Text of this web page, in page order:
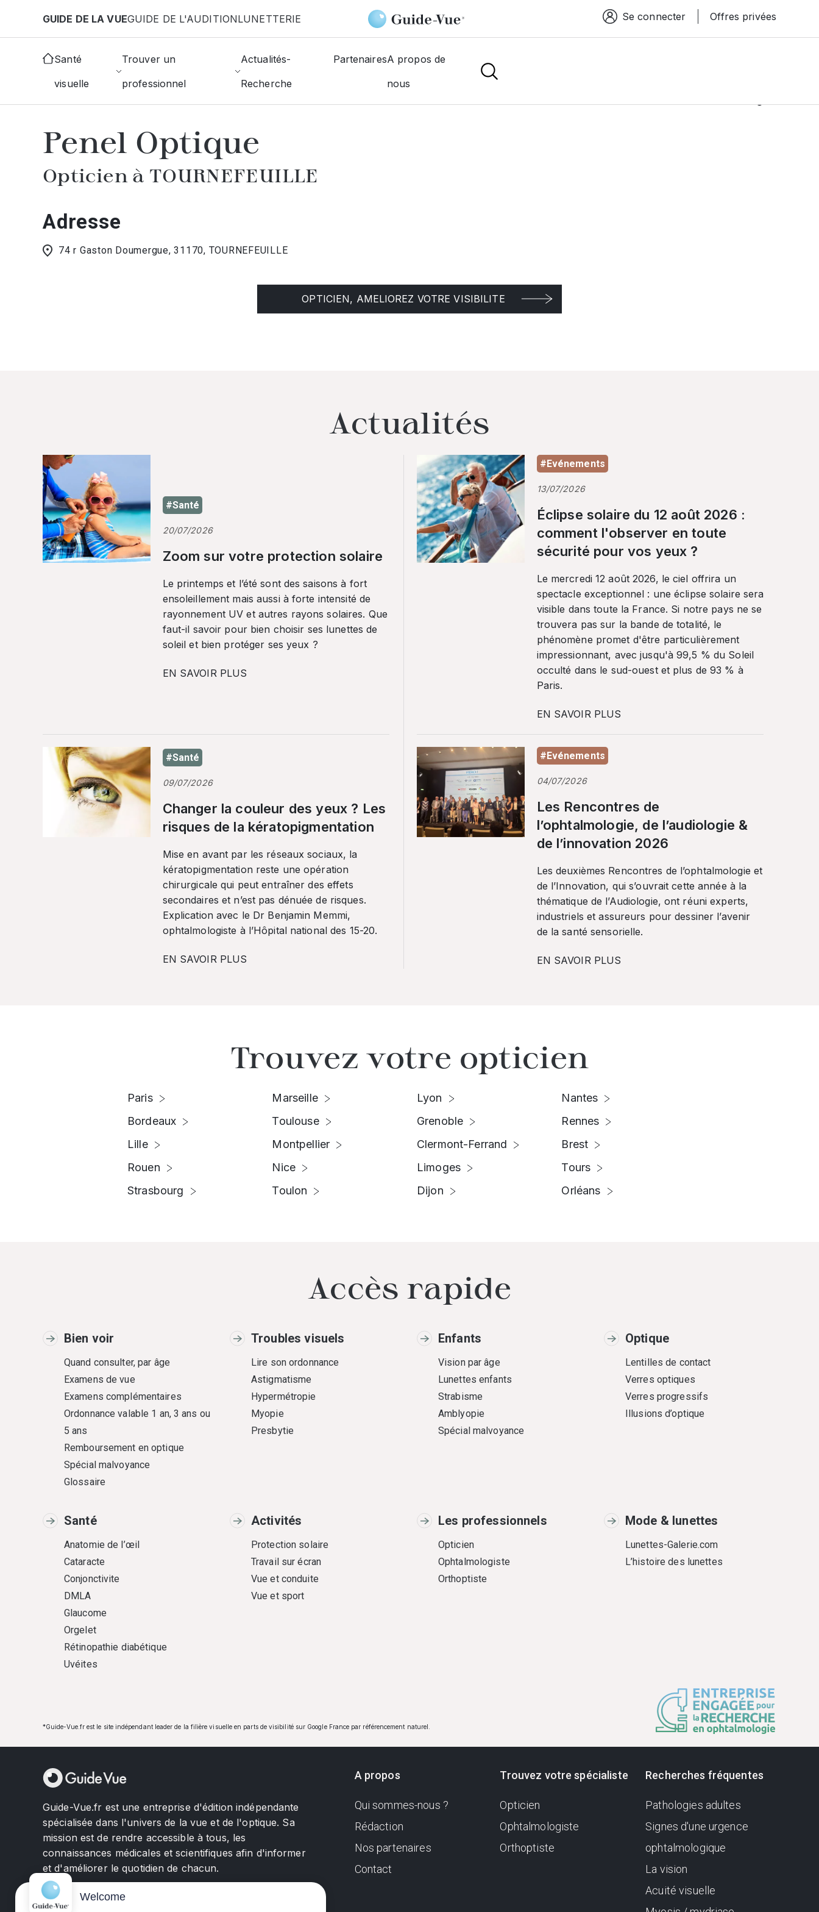
GUIDE DE LA VUEGUIDE DE L'AUDITIONLUNETTERIE Espace connexion
Se connecter Offres privées
Santé
visuelle
Trouver un
professionnel
Actualités-
Recherche
PartenairesA propos de
nous
Accueil Choisir mon opticien Tournefeuille Penel Optique
Penel Optique
Opticien à TOURNEFEUILLE
Adresse
74 r Gaston Doumergue, 31170, TOURNEFEUILLE
OPTICIEN, AMELIOREZ VOTRE VISIBILITE
Actualités
#Santé
20/07/2026
Zoom sur votre protection solaire
Le printemps et l’été sont des saisons à fort
ensoleillement mais aussi à forte intensité de
rayonnement UV et autres rayons solaires. Que
faut-il savoir pour bien choisir ses lunettes de
soleil et bien protéger ses yeux ?
EN SAVOIR PLUS
#Evénements
13/07/2026
Éclipse solaire du 12 août 2026 :
comment l'observer en toute
sécurité pour vos yeux ?
Le mercredi 12 août 2026, le ciel offrira un
spectacle exceptionnel : une éclipse solaire sera
visible dans toute la France. Si notre pays ne se
trouvera pas sur la bande de totalité, le
phénomène promet d'être particulièrement
impressionnant, avec jusqu'à 99,5 % du Soleil
occulté dans le sud-ouest et plus de 93 % à
Paris.
EN SAVOIR PLUS
#Santé
09/07/2026
Changer la couleur des yeux ? Les
risques de la kératopigmentation
Mise en avant par les réseaux sociaux, la
kératopigmentation reste une opération
chirurgicale qui peut entraîner des effets
secondaires et n’est pas dénuée de risques.
Explication avec le Dr Benjamin Memmi,
ophtalmologiste à l’Hôpital national des 15-20.
EN SAVOIR PLUS
#Evénements
04/07/2026
Les Rencontres de
l’ophtalmologie, de l’audiologie &
de l’innovation 2026
Les deuxièmes Rencontres de l’ophtalmologie et
de l’Innovation, qui s’ouvrait cette année à la
thématique de l’Audiologie, ont réuni experts,
industriels et assureurs pour dessiner l’avenir
de la santé sensorielle.
EN SAVOIR PLUS
Trouvez votre opticien
Paris
Bordeaux
Lille
Rouen
Strasbourg
Marseille
Toulouse
Montpellier
Nice
Toulon
Lyon
Grenoble
Clermont-Ferrand
Limoges
Dijon
Nantes
Rennes
Brest
Tours
Orléans
Accès rapide
Bien voir
Quand consulter, par âge
Examens de vue
Examens complémentaires
Ordonnance valable 1 an, 3 ans ou
5 ans
Remboursement en optique
Spécial malvoyance
Glossaire
Troubles visuels
Lire son ordonnance
Astigmatisme
Hypermétropie
Myopie
Presbytie
Enfants
Vision par âge
Lunettes enfants
Strabisme
Amblyopie
Spécial malvoyance
Optique
Lentilles de contact
Verres optiques
Verres progressifs
Illusions d’optique
Santé
Anatomie de l’œil
Cataracte
Conjonctivite
DMLA
Glaucome
Orgelet
Rétinopathie diabétique
Uvéites
Activités
Protection solaire
Travail sur écran
Vue et conduite
Vue et sport
Les professionnels
Opticien
Ophtalmologiste
Orthoptiste
Mode & lunettes
Lunettes-Galerie.com
L’histoire des lunettes
*Guide-Vue.fr est le site indépendant leader de la filière visuelle en parts de visibilité sur Google France par référencement naturel.
Guide-Vue.fr est une entreprise d'édition indépendante
spécialisée dans l'univers de la vue et de l'optique. Sa
mission est de rendre accessible à tous, les
connaissances médicales et scientifiques afin d'informer
et d'améliorer le quotidien de chacun.
A propos
Qui sommes-nous ?
Rédaction
Nos partenaires
Contact
Trouvez votre spécialiste
Opticien
Ophtalmologiste
Orthoptiste
Recherches fréquentes
Pathologies adultes
Signes d'une urgence
ophtalmologique
La vision
Acuité visuelle
Welcome